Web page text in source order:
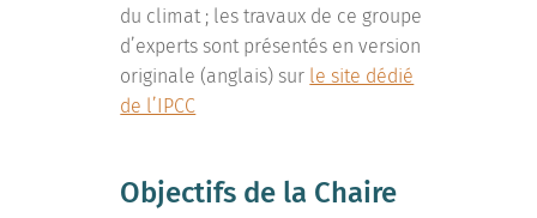
du climat ; les travaux de ce groupe
d’experts sont présentés en version
originale (anglais) sur le site dédié
de l’IPCC
Objectifs de la Chaire